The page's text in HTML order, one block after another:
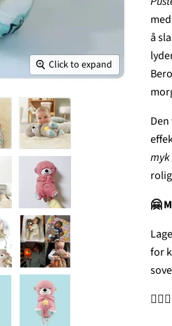
Click to expand
å
myk
🤗
for